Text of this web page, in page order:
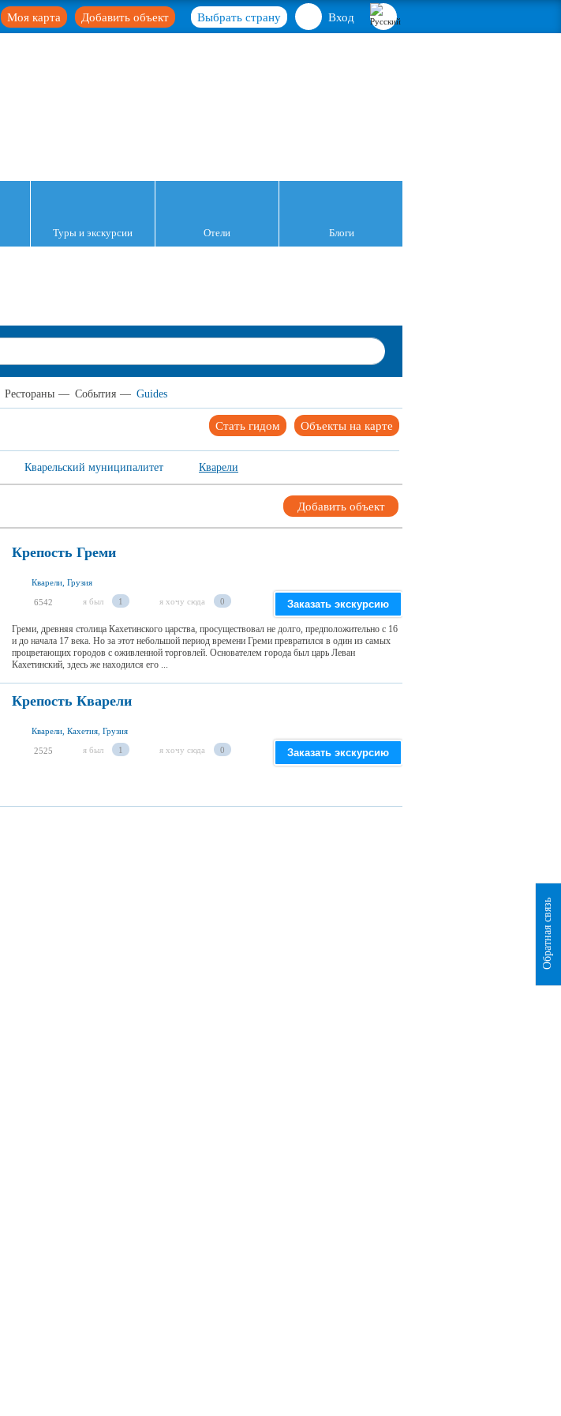
Вход
Выбрать страну
Добавить объект
Моя карта
Туры и экскурсии Отели Блоги
Рестораны — События — Guides
Объекты на карте
Стать гидом
Кварельский муниципалитет Кварели
Добавить объект
Крепость Греми
Кварели, Грузия
6542 я был 1 я хочу сюда 0 Заказать экскурсию
Греми, древняя столица Кахетинского царства, просуществовал не долго, предположительно с 16
и до начала 17 века. Но за этот небольшой период времени Греми превратился в один из самых
процветающих городов с оживленной торговлей. Основателем города был царь Леван
Кахетинский, здесь же находился его ...
Крепость Кварели
Кварели, Кахетия, Грузия
2525 я был 1 я хочу сюда 0 Заказать экскурсию
Обратная связь